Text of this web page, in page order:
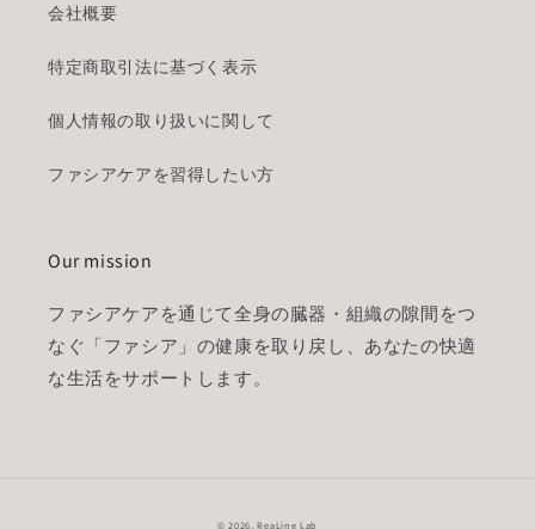
会社概要
特定商取引法に基づく表示
個人情報の取り扱いに関して
ファシアケアを習得したい方
Our mission
ファシアケアを通じて全身の臓器・組織の隙間をつ
なぐ「ファシア」の健康を取り戻し、あなたの快適
な生活をサポートします。
© 2026,ReaLine Lab